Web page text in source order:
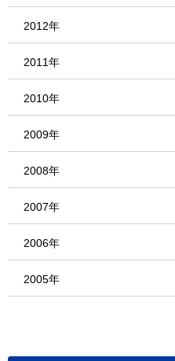
2012年
2011年
2010年
2009年
2008年
2007年
2006年
2005年